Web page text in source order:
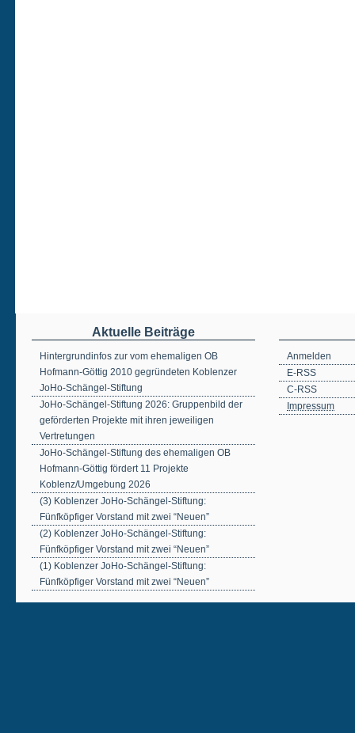
Aktuelle Beiträge
Hintergrundinfos zur vom ehemaligen OB
Hofmann-Göttig 2010 gegründeten Koblenzer
JoHo-Schängel-Stiftung
JoHo-Schängel-Stiftung 2026: Gruppenbild der
geförderten Projekte mit ihren jeweiligen
Vertretungen
JoHo-Schängel-Stiftung des ehemaligen OB
Hofmann-Göttig fördert 11 Projekte
Koblenz/Umgebung 2026
(3) Koblenzer JoHo-Schängel-Stiftung:
Fünfköpfiger Vorstand mit zwei “Neuen”
(2) Koblenzer JoHo-Schängel-Stiftung:
Fünfköpfiger Vorstand mit zwei “Neuen”
(1) Koblenzer JoHo-Schängel-Stiftung:
Fünfköpfiger Vorstand mit zwei “Neuen”
Anmelden
E-RSS
C-RSS
Impressum